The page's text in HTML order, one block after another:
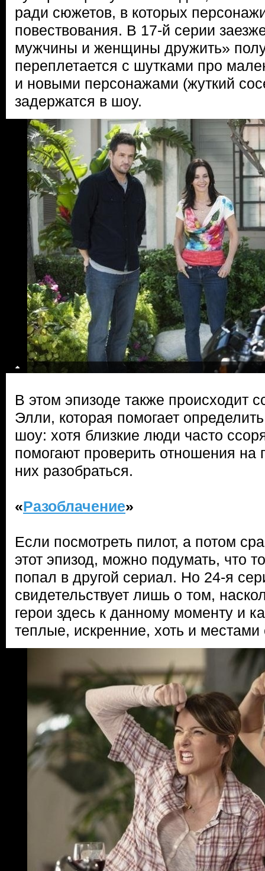
ради сюжетов, в которых
повествования. В 17-й серии
мужчины и женщины дружить»
переплетается с шутками про
и новыми персонажами (жуткий
задержатся в шоу.
В этом эпизоде также происходит
Элли, которая помогает
шоу: хотя близкие люди часто
помогают проверить отношения на
них разобраться.
«Разоблачение»
Если посмотреть пилот, а потом
этот эпизод, можно подумать, что
попал в другой сериал. Но 24-я
свидетельствует лишь о том,
герои здесь к данному моменту и
теплые, искренние, хоть и